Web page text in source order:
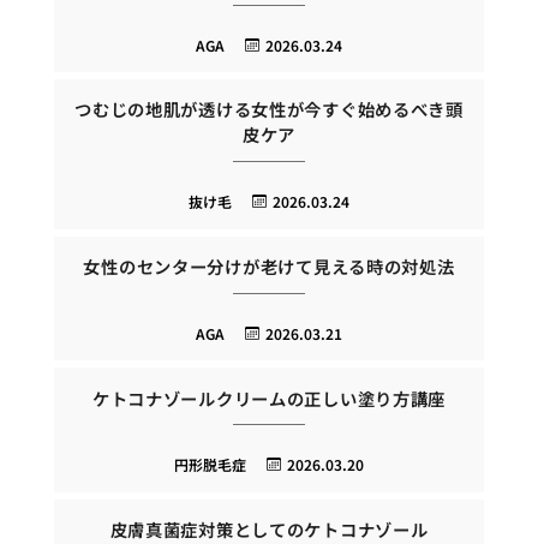
2026.03.24
AGA
つむじの地肌が透ける女性が今すぐ始めるべき頭
皮ケア
2026.03.24
抜け毛
女性のセンター分けが老けて見える時の対処法
2026.03.21
AGA
ケトコナゾールクリームの正しい塗り方講座
2026.03.20
円形脱毛症
皮膚真菌症対策としてのケトコナゾール